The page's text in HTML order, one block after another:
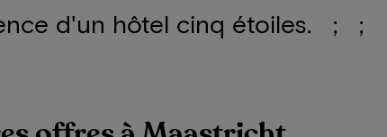
d'un hôtel cinq étoiles. ; ;